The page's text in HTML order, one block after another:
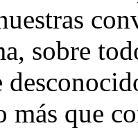
sobre
más que